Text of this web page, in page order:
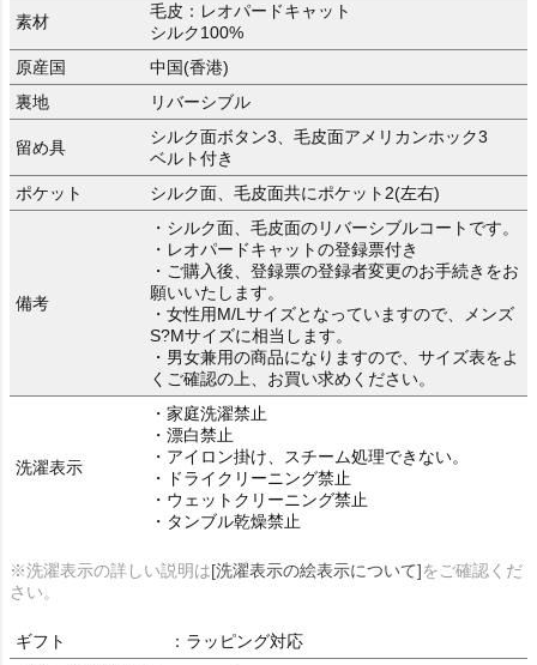
素材
毛皮：レオパードキャット
シルク100%
原産国
中国(香港)
裏地
リバーシブル
留め具
シルク面ボタン3、毛皮面アメリカンホック3
ベルト付き
ポケット
シルク面、毛皮面共にポケット2(左右)
備考
・シルク面、毛皮面のリバーシブルコートです。
・レオパードキャットの登録票付き
・ご購入後、登録票の登録者変更のお手続きをお
願いいたします。
・女性用M/Lサイズとなっていますので、メンズ
S?Mサイズに相当します。
・男女兼用の商品になりますので、サイズ表をよ
くご確認の上、お買い求めください。
洗濯表示
・家庭洗濯禁止
・漂白禁止
・アイロン掛け、スチーム処理できない。
・ドライクリーニング禁止
・ウェットクリーニング禁止
・タンブル乾燥禁止
※洗濯表示の詳しい説明は[洗濯表示の絵表示について]をご確認くだ
さい。
ギフト
：ラッピング対応